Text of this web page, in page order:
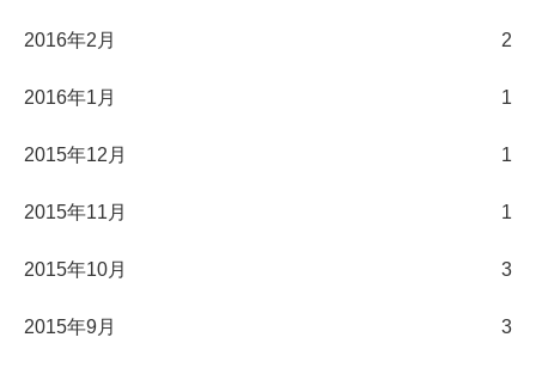
2016年2月 2
2016年1月 1
2015年12月 1
2015年11月 1
2015年10月 3
2015年9月 3